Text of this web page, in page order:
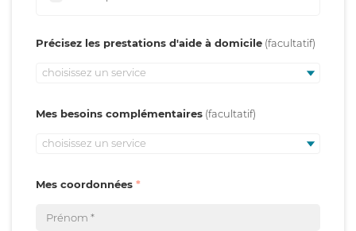
Précisez les prestations d'aide à domicile
choisissez un service
Mes besoins complémentaires
choisissez un service
Mes coordonnées